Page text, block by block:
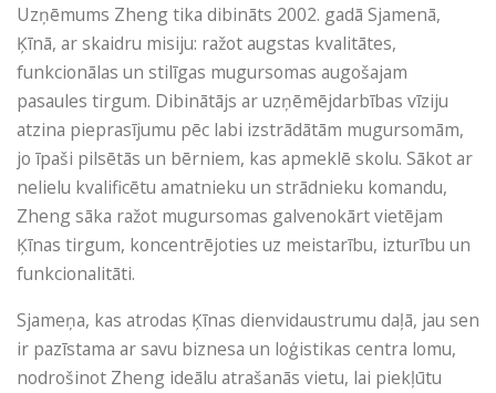
Uzņēmums Zheng tika dibināts 2002. gadā Sjamenā,
Ķīnā, ar skaidru misiju: ​​ražot augstas kvalitātes,
funkcionālas un stilīgas mugursomas augošajam
pasaules tirgum. Dibinātājs ar uzņēmējdarbības vīziju
atzina pieprasījumu pēc labi izstrādātām mugursomām,
jo ​​īpaši pilsētās un bērniem, kas apmeklē skolu. Sākot ar
nelielu kvalificētu amatnieku un strādnieku komandu,
Zheng sāka ražot mugursomas galvenokārt vietējam
Ķīnas tirgum, koncentrējoties uz meistarību, izturību un
funkcionalitāti.
Sjameņa, kas atrodas Ķīnas dienvidaustrumu daļā, jau sen
ir pazīstama ar savu biznesa un loģistikas centra lomu,
nodrošinot Zheng ideālu atrašanās vietu, lai piekļūtu